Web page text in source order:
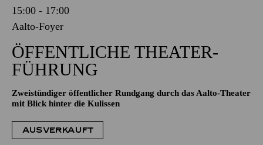
15:00 - 17:00
Aalto-Foyer
ÖFFENTLICHE THEATER­
FÜHRUNG
Zweistündiger öffentlicher Rundgang durch das Aalto-Theater
mit Blick hinter die Kulissen
AUSVERKAUFT